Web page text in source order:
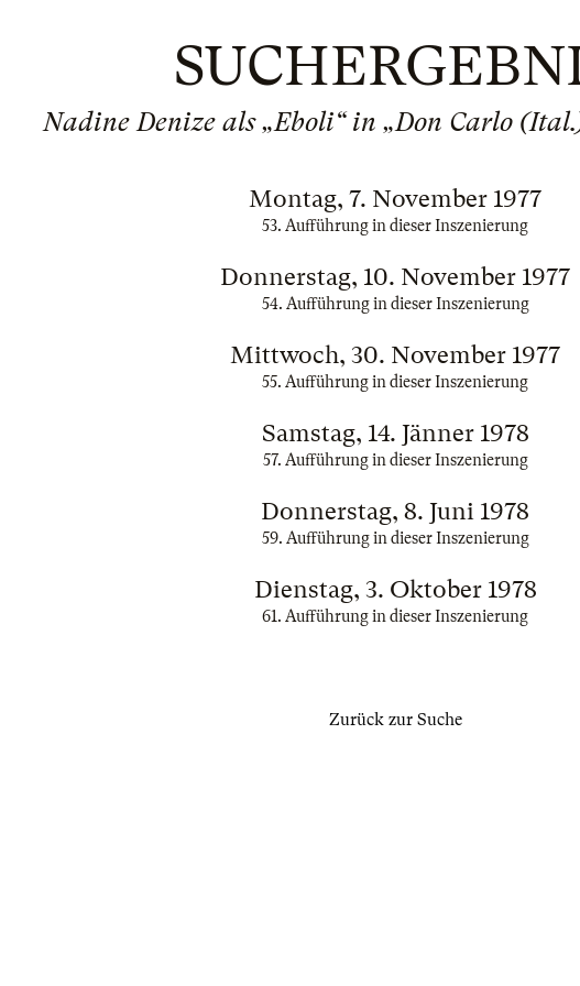
Nadine Denize als „Eboli“ in „Don Carlo
Montag, 7. November 1977
53. Aufführung in dieser Inszenierung
Donnerstag, 10. November 1977
54. Aufführung in dieser Inszenierung
Mittwoch, 30. November 1977
55. Aufführung in dieser Inszenierung
Samstag, 14. Jänner 1978
57. Aufführung in dieser Inszenierung
Donnerstag, 8. Juni 1978
59. Aufführung in dieser Inszenierung
Dienstag, 3. Oktober 1978
61. Aufführung in dieser Inszenierung
Zurück zur Suche